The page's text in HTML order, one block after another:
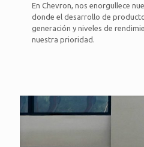
En Chevron, nos enorgullece
donde el desarrollo de
generación y niveles de
nuestra prioridad.